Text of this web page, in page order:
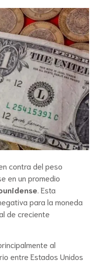
contra del peso
en un promedio
. Esta
para la moneda
de creciente
al
entre Estados Unidos